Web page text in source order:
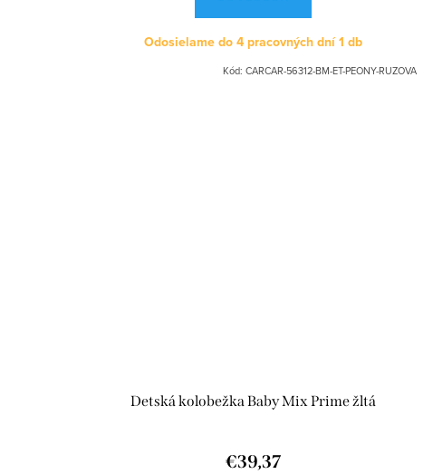
Odosielame do 4 pracovných dní1 db
Kód: CARCAR-56312-BM-ET-PEONY-RUZOVA
Detská kolobežka Baby Mix Prime žltá
€39,37